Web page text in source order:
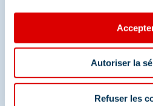
Autoriser la
Refuser les